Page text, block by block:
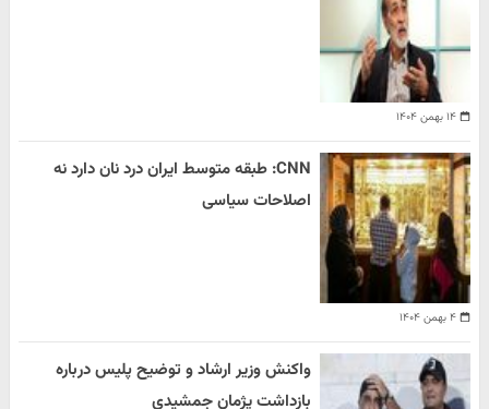
۱۴ بهمن ۱۴۰۴
۴ بهمن ۱۴۰۴
CNN: طبقه متوسط ایران درد نان دارد نه
اصلاحات سیاسی
واکنش وزیر ارشاد و توضیح پلیس درباره
بازداشت پژمان جمشیدی